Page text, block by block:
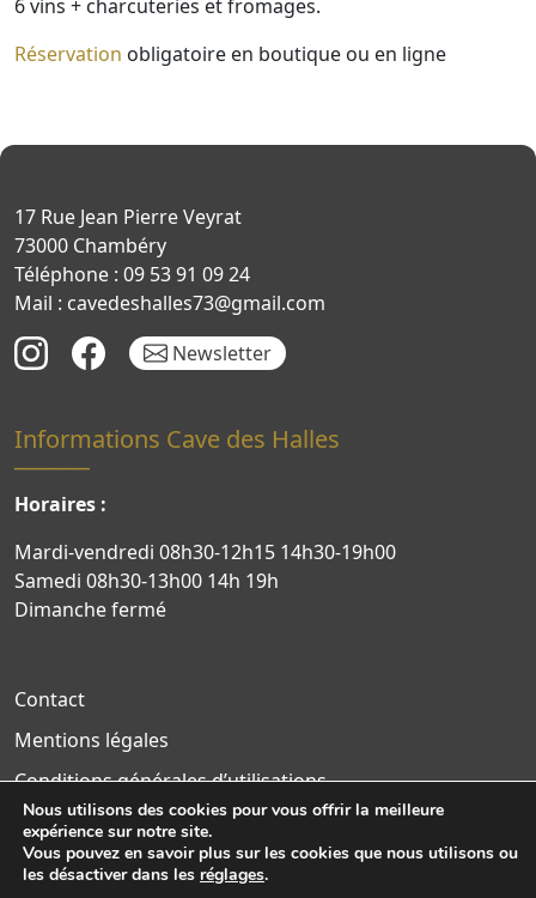
6 vins + charcuteries et fromages.
Réservation obligatoire en boutique ou en ligne
Nous utilisons des cookies pour vous offrir la meilleure
expérience sur notre site.
Vous pouvez en savoir plus sur les cookies que nous utilisons ou
les désactiver dans les réglages.
17 Rue Jean Pierre Veyrat
73000 Chambéry
Téléphone : 09 53 91 09 24
Mail : cavedeshalles73@gmail.com
Newsletter
Informations Cave des Halles
Horaires :
Mardi-vendredi 08h30-12h15 14h30-19h00
Samedi 08h30-13h00 14h 19h
Dimanche fermé
Contact
Mentions légales
Conditions générales d’utilisations
Politique de confidentialité
Site WordPress par Nouvel Oeil